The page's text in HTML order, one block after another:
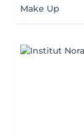
Make Up